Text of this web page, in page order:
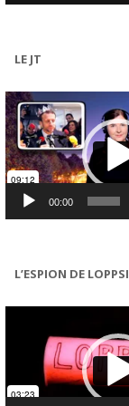
LE JT
Lecteur
vidéo
00:00
L’ESPION DE LOPPSI
Lecteur